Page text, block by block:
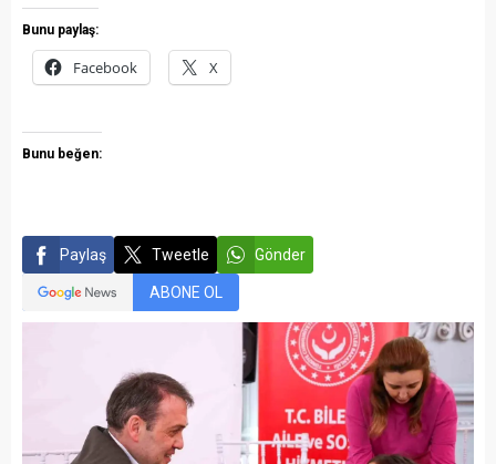
Bunu paylaş:
Facebook X
Bunu beğen:
Paylaş Tweetle Gönder
ABONE OL